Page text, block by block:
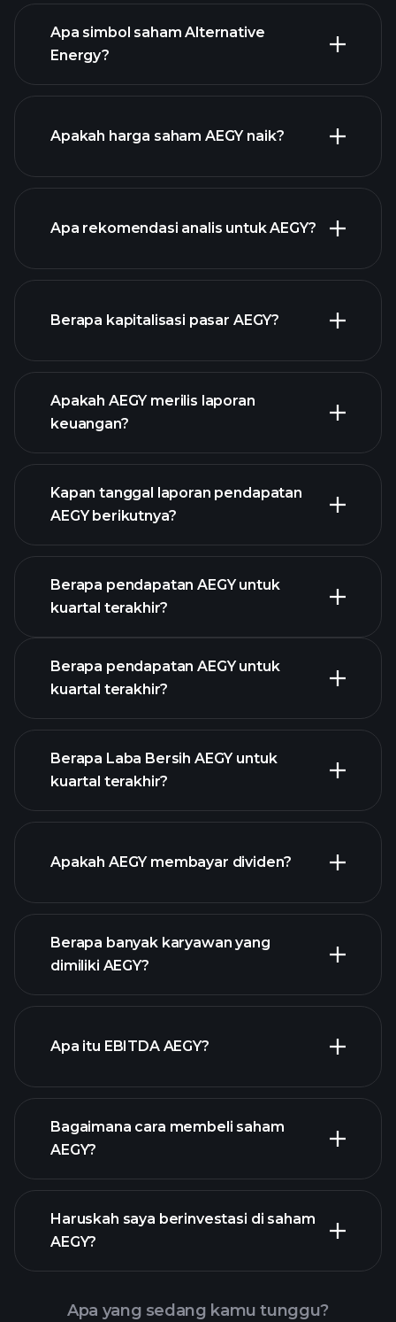
chart lanjutan
Apa simbol saham Alternative
Energy?
Apakah harga saham AEGY naik?
Apa rekomendasi analis untuk AEGY?
Berapa kapitalisasi pasar AEGY?
daftar saham kami
Apakah AEGY merilis laporan
keuangan?
keuangan AEGY
Kapan tanggal laporan pendapatan
AEGY berikutnya?
Berapa pendapatan AEGY untuk
kuartal terakhir?
pendapatan AEGY
Berapa pendapatan AEGY untuk
kuartal terakhir?
laporan
Berapa Laba Bersih AEGY untuk
kuartal terakhir?
laporan
keuangan
Apakah AEGY membayar dividen?
Berapa banyak karyawan yang
dimiliki AEGY?
Apa itu EBITDA AEGY?
laporan keuangan AEGY
Bagaimana cara membeli saham
AEGY?
Haruskah saya berinvestasi di saham
AEGY?
Apa yang sedang kamu tunggu?